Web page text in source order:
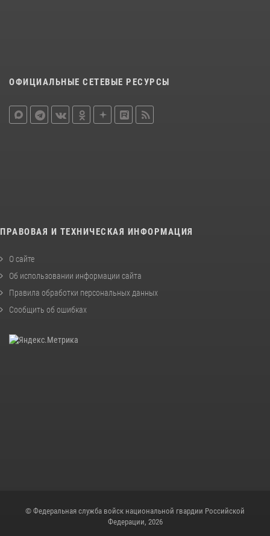
ОФИЦИАЛЬНЫЕ СЕТЕВЫЕ РЕСУРСЫ
ПРАВОВАЯ И ТЕХНИЧЕСКАЯ ИНФОРМАЦИЯ
О сайте
Об использовании информации сайта
Правила обработки персональных данных
Сообщить об ошибках
© Федеральная служба войск национальной гвардии Российской
Федерации, 2026